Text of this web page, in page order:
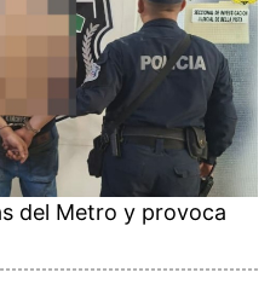
del Metro y provoca